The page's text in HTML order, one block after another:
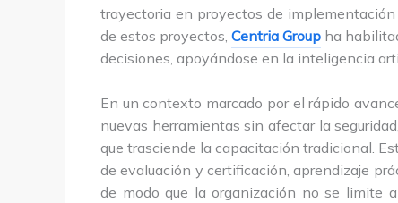
trayectoria en proyectos de
de estos proyectos,Centria Group ha
decisiones, apoyándose en la inteligencia
En un contexto marcado por el rápido
nuevas herramientas sin afectar la
que trasciende la capacitación tradicional.
de evaluación y certificación, aprendizaje
de modo que la organización no se limite